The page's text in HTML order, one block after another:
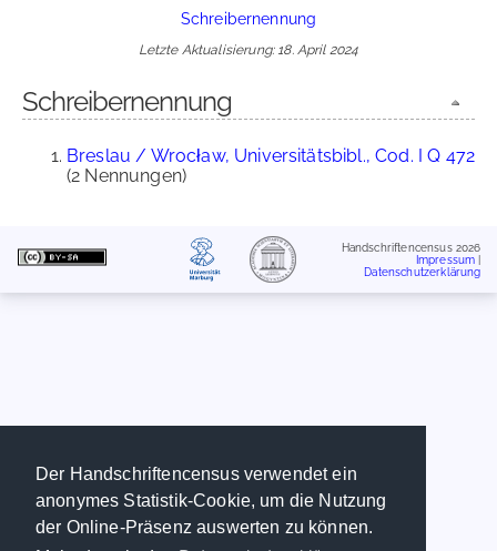
Der Handschriftencensus verwendet ein
anonymes Statistik-Cookie, um die Nutzung
der Online-Präsenz auswerten zu können.
Schreibernennung
Letzte Aktualisierung: 18. April 2024
Schreibernennung
Breslau / Wrocław, Universitätsbibl., Cod. I Q 472
(2 Nennungen)
Handschriftencensus 2026
Impressum
Datenschutzerklärung